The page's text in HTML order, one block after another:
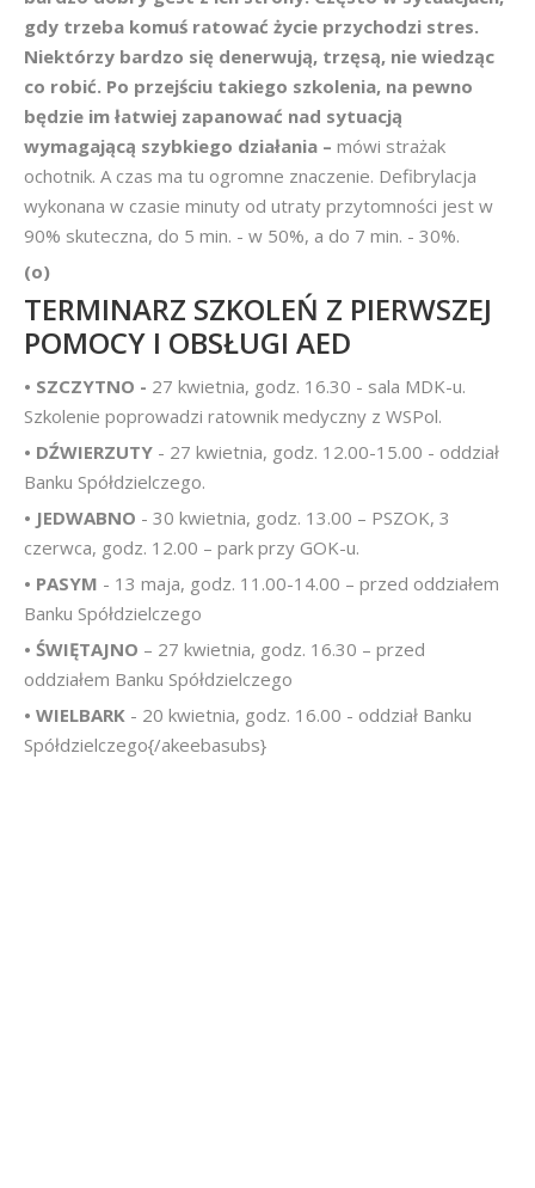
gdy trzeba komuś ratować życie przychodzi stres.
Niektórzy bardzo się denerwują, trzęsą, nie wiedząc
co robić. Po przejściu takiego szkolenia, na pewno
będzie im łatwiej zapanować nad sytuacją
wymagającą szybkiego działania – mówi strażak
ochotnik. A czas ma tu ogromne znaczenie. Defibrylacja
wykonana w czasie minuty od utraty przytomności jest w
90% skuteczna, do 5 min. - w 50%, a do 7 min. - 30%.
(o)
TERMINARZ SZKOLEŃ Z PIERWSZEJ
POMOCY I OBSŁUGI AED
• SZCZYTNO - 27 kwietnia, godz. 16.30 - sala MDK-u.
Szkolenie poprowadzi ratownik medyczny z WSPol.
• DŹWIERZUTY - 27 kwietnia, godz. 12.00-15.00 - oddział
Banku Spółdzielczego.
• JEDWABNO - 30 kwietnia, godz. 13.00 – PSZOK, 3
czerwca, godz. 12.00 – park przy GOK-u.
• PASYM - 13 maja, godz. 11.00-14.00 – przed oddziałem
Banku Spółdzielczego
• ŚWIĘTAJNO – 27 kwietnia, godz. 16.30 – przed
oddziałem Banku Spółdzielczego
• WIELBARK - 20 kwietnia, godz. 16.00 - oddział Banku
Spółdzielczego{/akeebasubs}